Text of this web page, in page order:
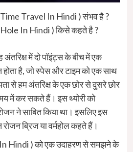
Time Travel In Hindi ) संभव है ?
In Hindi ) किसे कहते है ?
में दो पॉइंट्स के बीच में एक
है, जो स्पेस और टाइम को एक साथ
से हम अंतरिक्ष के एक छोर से दुसरे छोर
में कर सकते हैं। इस थ्योरी को
ने साबित किया था। इसलिए इस
ब्रिज या वर्महोल कहते हैं।
In Hindi ) को एक उदाहरण से समझने के